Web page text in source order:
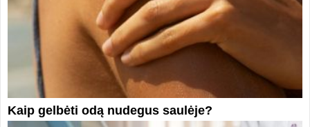
Kaip gelbėti odą nudegus saulėje?